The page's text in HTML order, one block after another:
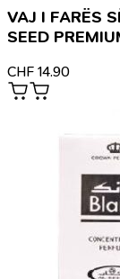
VAJ I FARËS
SEED
CHF 14.90